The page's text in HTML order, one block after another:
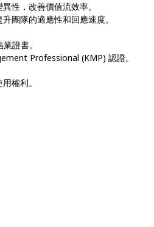
性，改善價值流效率。
團隊的適應性和回應速度。
證書。
Professional (KMP) 認證。
權利。